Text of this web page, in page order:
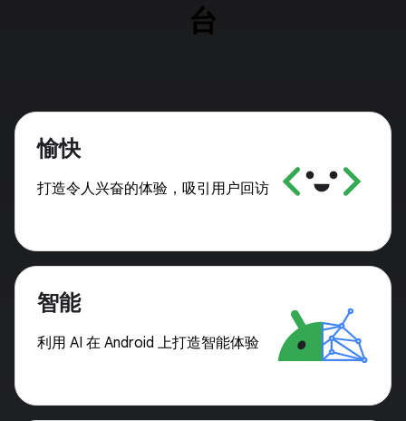
台
愉快
打造令人兴奋的体验，吸引用户回访
智能
利用 AI 在 Android 上打造智能体验